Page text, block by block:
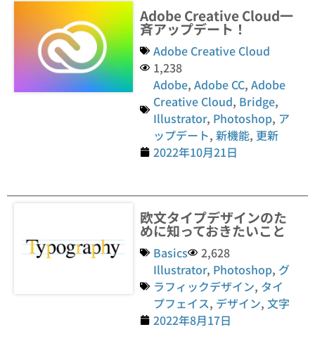
Adobe Creative Cloud一
斉アップデート！
Adobe Creative Cloud
1,238
Adobe,Adobe CC,Adobe
Creative Cloud, Bridge,
Illustrator, Photoshop, ア
ップデート,新機能, 更新
2022年10月21日
欧文タイプデザインのた
めに知っておきたいこと
Basics
2,628
Illustrator, Photoshop, グ
ラフィックデザイン, タイ
プフェイス, デザイン,文字
2022年8月17日